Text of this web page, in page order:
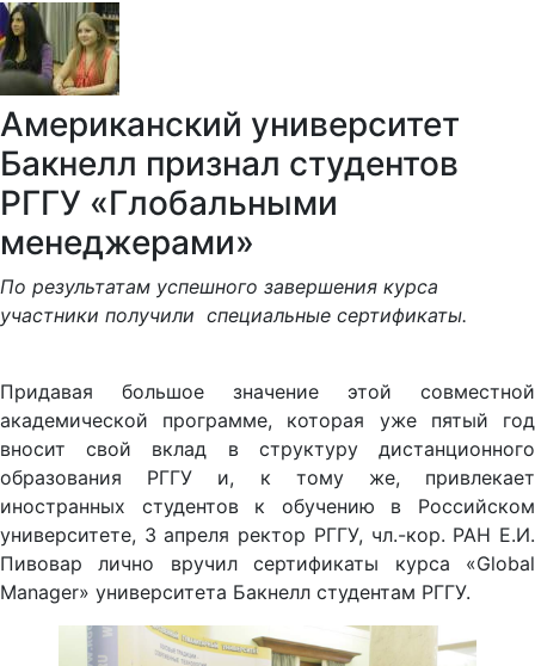
Американский университет
Бакнелл признал студентов
РГГУ «Глобальными
менеджерами»
По результатам успешного завершения курса
участники получили специальные сертификаты.
Придавая большое значение этой совместной
академической программе, которая уже пятый год
вносит свой вклад в структуру дистанционного
образования РГГУ и, к тому же, привлекает
иностранных студентов к обучению в Российском
университете, 3 апреля ректор РГГУ, чл.-кор. РАН Е.И.
Пивовар лично вручил сертификаты курса «Global
Manager» университета Бакнелл студентам РГГУ.